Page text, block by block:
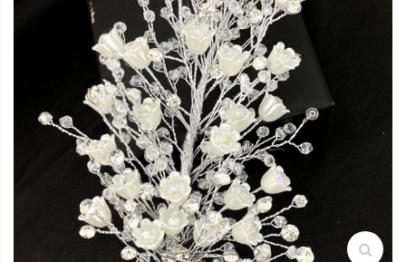
search